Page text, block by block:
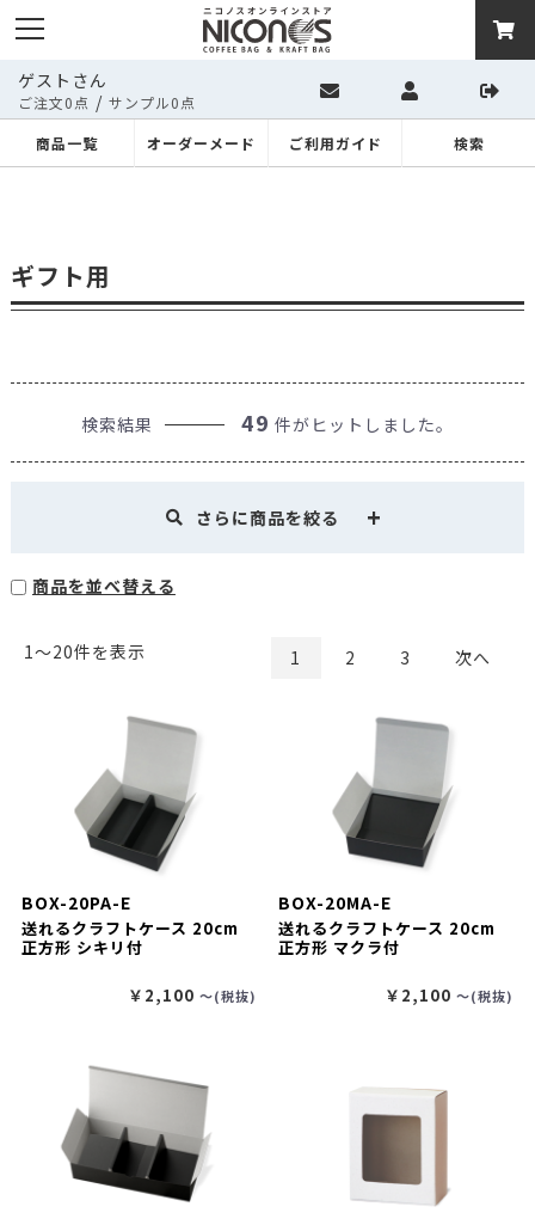
ゲストさん
ご注文0点 / サンプル0点
商品一覧
オーダーメード ご利用ガイド 検索
ギフト用
検索結果 49 件がヒットしました。
さらに商品を絞る
商品を並べ替える
1〜20件を表示 1 2 3 次へ
BOX-20PA-E
送れるクラフトケース 20cm
正方形 シキリ付
￥2,100 〜(税抜)
BOX-20MA-E
送れるクラフトケース 20cm
正方形 マクラ付
￥2,100 〜(税抜)